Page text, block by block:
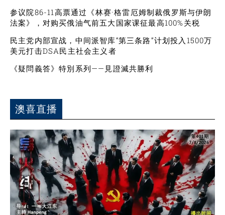
参议院86-11高票通过《林赛·格雷厄姆制裁俄罗斯与伊朗
法案》，对购买俄油气前五大国家课征最高100%关税
民主党内部宣战，中间派智库“第三条路”计划投入1500万
美元打击DSA民主社会主义者
《疑問義答》特別系列——見證滅共勝利
澳喜直播